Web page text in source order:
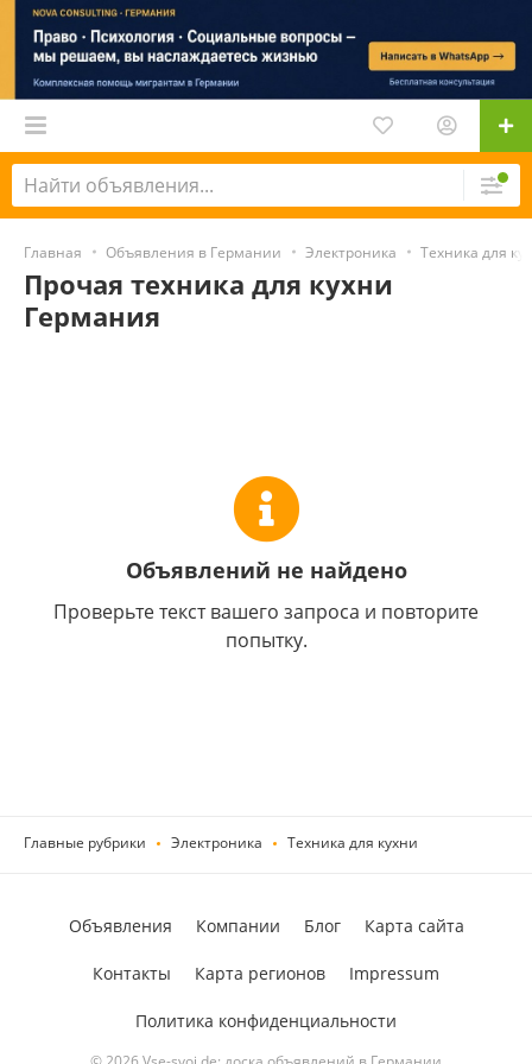
Главная Объявления в Германии Электроника Техника для
Прочая техника для кухни
Германия
Объявлений не найдено
Проверьте текст вашего запроса и повторите
попытку.
Главные рубрики Электроника Техника для кухни
Объявления Компании Блог Карта сайта
Контакты Карта регионов Impressum
Политика конфиденциальности